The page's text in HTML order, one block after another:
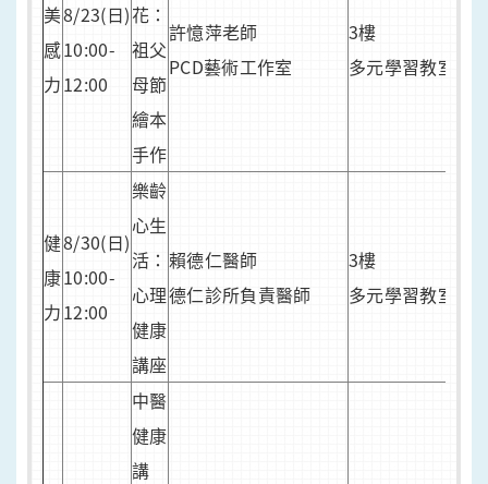
美
感
力
8/23(日)
10:00-
12:00
花：
祖父
母節
繪本
手作
許憶萍老師
PCD藝術工作室
3樓
多元學習教室
健
康
力
8/30(日)
10:00-
12:00
樂齡
心生
活：
心理
健康
講座
賴德仁醫師
德仁診所負責醫師
3樓
多元學習教室
中醫
健康
講